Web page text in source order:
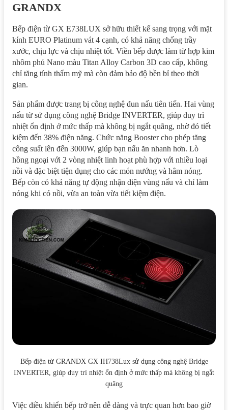
GRANDX
Bếp điện từ GX E738LUX sở hữu thiết kế sang trọng với mặt
kính EURO Platinum vát 4 cạnh, có khả năng chống trầy
xước, chịu lực và chịu nhiệt tốt. Viền bếp được làm từ hợp kim
nhôm phủ Nano màu Titan Alloy Carbon 3D cao cấp, không
chỉ tăng tính thẩm mỹ mà còn đảm bảo độ bền bỉ theo thời
gian.
Sản phẩm được trang bị công nghệ đun nấu tiên tiến. Hai vùng
nấu từ sử dụng công nghệ Bridge INVERTER, giúp duy trì
nhiệt ổn định ở mức thấp mà không bị ngắt quãng, nhờ đó tiết
kiệm đến 38% điện năng. Chức năng Booster cho phép tăng
công suất lên đến 3000W, giúp bạn nấu ăn nhanh hơn. Lò
hồng ngoại với 2 vòng nhiệt linh hoạt phù hợp với nhiều loại
nồi và đặc biệt tiện dụng cho các món nướng và hâm nóng.
Bếp còn có khả năng tự động nhận diện vùng nấu và chỉ làm
nóng khi có nồi, vừa an toàn vừa tiết kiệm điện.
Bếp điện từ GRANDX GX IH738Lux sử dụng công nghệ Bridge
INVERTER, giúp duy trì nhiệt ổn định ở mức thấp mà không bị ngắt
quãng
Việc điều khiển bếp trở nên dễ dàng và trực quan hơn bao giờ